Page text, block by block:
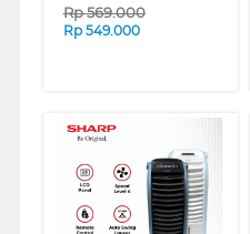
Rp569.000
Rp 549.000